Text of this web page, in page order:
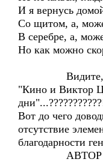
И я вернусь
Со щитом, а,
В серебре, а,
Но как можно
Видите, как
"Кино и Виктор
Вот до чего
отсутствие
благодарности
АВТОР